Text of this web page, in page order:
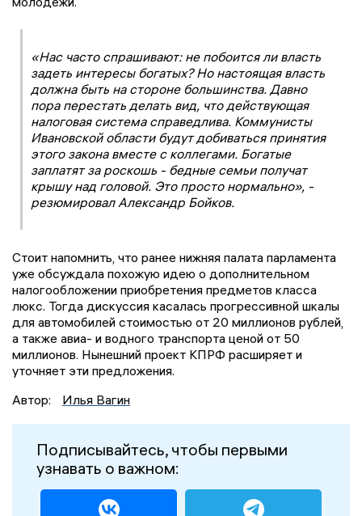
«Нас часто спрашивают: не побоится ли власть
задеть интересы богатых? Но настоящая власть
должна быть на стороне большинства. Давно
пора перестать делать вид, что действующая
налоговая система справедлива. Коммунисты
Ивановской области будут добиваться принятия
этого закона вместе с коллегами. Богатые
заплатят за роскошь - бедные семьи получат
крышу над головой. Это просто нормально», -
резюмировал Александр Бойков.
Стоит напомнить, что ранее нижняя палата парламента
уже обсуждала похожую идею о дополнительном
налогообложении приобретения предметов класса
люкс. Тогда дискуссия касалась прогрессивной шкалы
для автомобилей стоимостью от 20 миллионов рублей,
а также авиа- и водного транспорта ценой от 50
миллионов. Нынешний проект КПРФ расширяет и
уточняет эти предложения.
Автор:
Илья Вагин
Подписывайтесь, чтобы первыми
узнавать о важном: